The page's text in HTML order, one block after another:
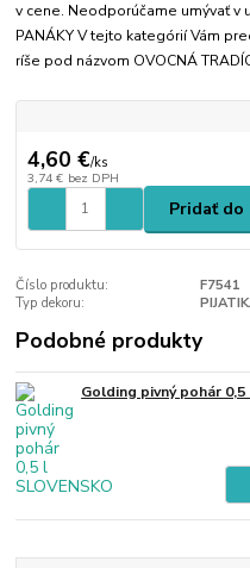
v cene. Neodporúčame umývať v
PANÁKY V tejto kategórií Vám
ríše pod názvom OVOCNÁ
4,60 €/ks
3,74 € bez DPH
Pridať do
Číslo produktu:
F7541
Typ dekoru:
Podobné produkty
Golding pivný pohár 0,5